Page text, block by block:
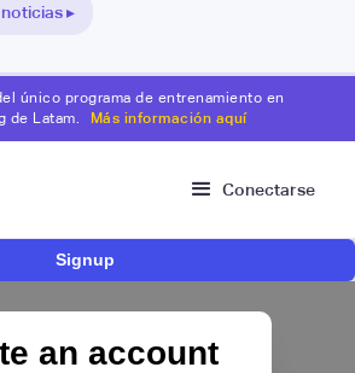
▸
único programa de entrenamiento en
de Latam.
Más información aquí
Conectarse
Signup
an account
su plataforma de
para empleados